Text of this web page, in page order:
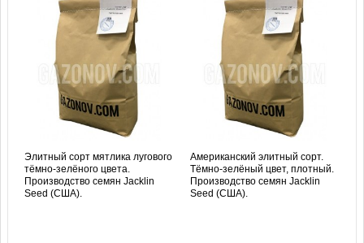
Элитный сорт мятлика лугового
тёмно-зелёного цвета.
Производство семян Jacklin
Seed (США).
Американский элитный сорт.
Тёмно-зелёный цвет, плотный.
Производство семян Jacklin
Seed (США).